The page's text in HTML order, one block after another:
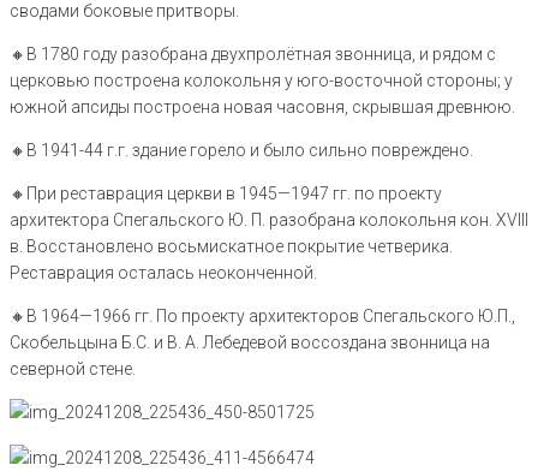
сводами боковые притворы.
🔸️В 1780 году разобрана двухпролётная звонница, и рядом с
церковью построена колокольня у юго-восточной стороны; у
южной апсиды построена новая часовня, скрывшая древнюю.
🔸️В 1941-44 г.г. здание горело и было сильно повреждено.
🔸️При реставрация церкви в 1945—1947 гг. по проекту
архитектора Спегальского Ю. П. разобрана колокольня кон. XVIII
в. Восстановлено восьмискатное покрытие четверика.
Реставрация осталась неоконченной.
🔸️В 1964—1966 гг. По проекту архитекторов Спегальского Ю.П.,
Скобельцына Б.С. и В. А. Лебедевой воссоздана звонница на
северной стене.